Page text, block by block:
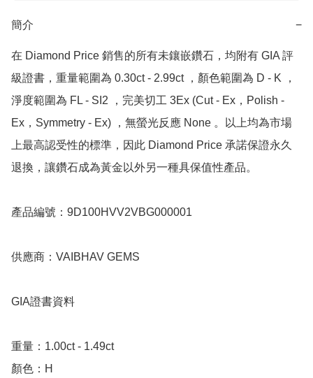
簡介 −
在 Diamond Price 銷售的所有未鑲嵌鑽石，均附有 GIA 評
級證書，重量範圍為 0.30ct - 2.99ct ，顏色範圍為 D - K ，
淨度範圍為 FL - SI2 ，完美切工 3Ex (Cut - Ex，Polish -
Ex，Symmetry - Ex) ，無螢光反應 None 。以上均為市場
上最高認受性的標準，因此 Diamond Price 承諾保證永久
退換，讓鑽石成為黃金以外另一種具保值性產品。
產品編號：9D100HVV2VBG000001
供應商：VAIBHAV GEMS
GIA證書資料
重量：1.00ct - 1.49ct
顏色：H